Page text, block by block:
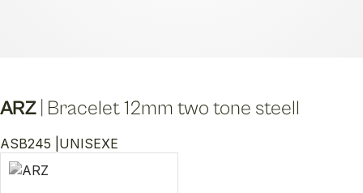
ARZ Bracelet 12mm two tone steell
ASB245 | UNISEXE